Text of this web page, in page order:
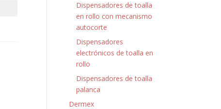
Dispensadores de toalla
en rollo con mecanismo
autocorte
Dispensadores
electrónicos de toalla en
rollo
Dispensadores de toalla
palanca
Dermex